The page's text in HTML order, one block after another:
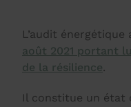
L’audit
août 2021 portant
de la résilience.
Il constitue un état